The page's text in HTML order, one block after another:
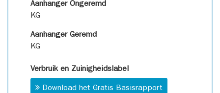
Aanhanger Ongeremd
KG
Aanhanger Geremd
KG
Verbruik en Zuinigheidslabel
Download het Gratis Basisrapport